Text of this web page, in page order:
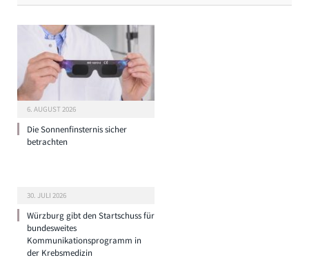
6. AUGUST 2026
Die Sonnenfinsternis sicher
betrachten
30. JULI 2026
Würzburg gibt den Startschuss für
bundesweites
Kommunikationsprogramm in
der Krebsmedizin